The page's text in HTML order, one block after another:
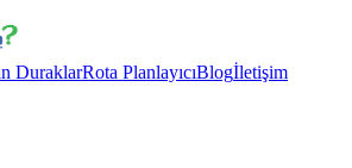
DuraklarRota PlanlayıcıBlogİletişim